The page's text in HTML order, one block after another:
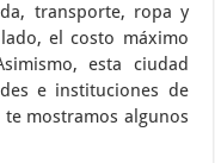
transporte, ropa y
el costo máximo
esta ciudad
e instituciones de
mostramos algunos